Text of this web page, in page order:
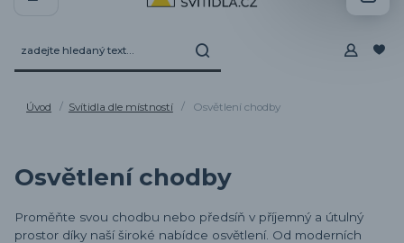
Úvod Svítidla dle místností Osvětlení chodby
Osvětlení chodby
Proměňte svou chodbu nebo předsíň v příjemný a útulný
prostor díky naší široké nabídce osvětlení. Od moderních